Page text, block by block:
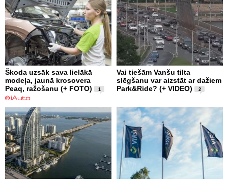
Škoda uzsāk sava lielākā
modeļa, jaunā krosovera
Peaq, ražošanu (+ FOTO)
1
Vai tiešām Vanšu tilta
slēgšanu var aizstāt ar dažiem
Park&Ride? (+ VIDEO)
2